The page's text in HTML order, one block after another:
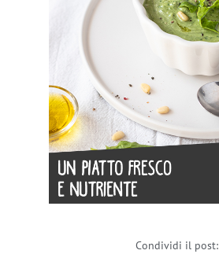
Condividi il post: